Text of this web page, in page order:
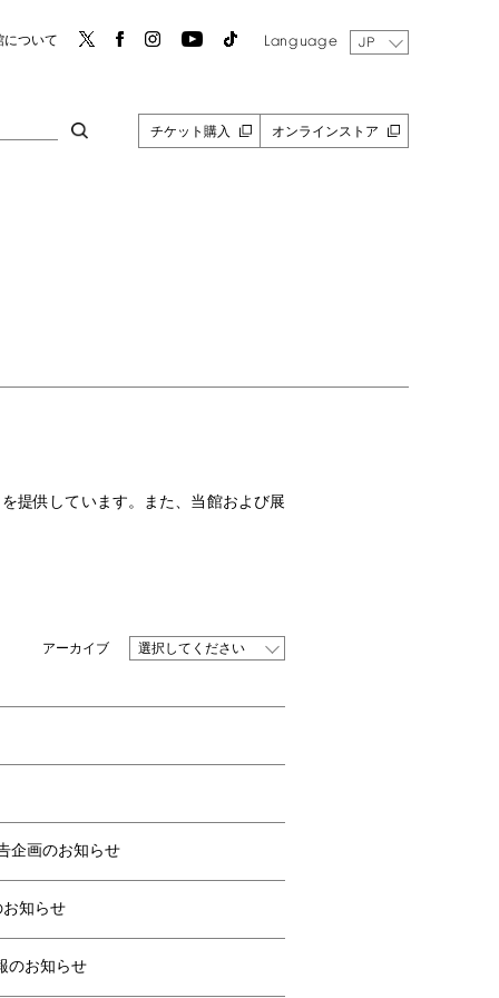
について Language JP
チケット購入 オンラインストア
提供しています。また、当館および展
選択してください
企画のお知らせ
知らせ
のお知らせ